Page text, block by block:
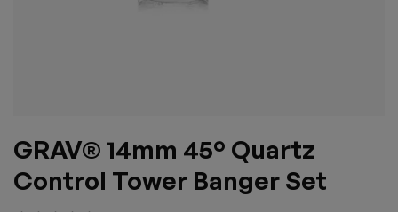
GRAV® 14mm 45° Quartz
Control Tower Banger Set